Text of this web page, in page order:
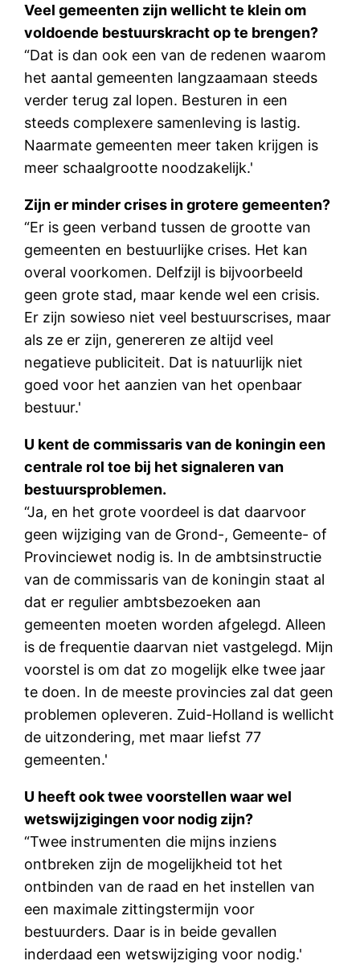
Veel gemeenten zijn wellicht te klein om
voldoende bestuurskracht op te brengen?
“Dat is dan ook een van de redenen waarom
het aantal gemeenten langzaamaan steeds
verder terug zal lopen. Besturen in een
steeds complexere samenleving is lastig.
Naarmate gemeenten meer taken krijgen is
meer schaalgrootte noodzakelijk.'
Zijn er minder crises in grotere gemeenten?
“Er is geen verband tussen de grootte van
gemeenten en bestuurlijke crises. Het kan
overal voorkomen. Delfzijl is bijvoorbeeld
geen grote stad, maar kende wel een crisis.
Er zijn sowieso niet veel bestuurscrises, maar
als ze er zijn, genereren ze altijd veel
negatieve publiciteit. Dat is natuurlijk niet
goed voor het aanzien van het openbaar
bestuur.'
U kent de commissaris van de koningin een
centrale rol toe bij het signaleren van
bestuursproblemen.
“Ja, en het grote voordeel is dat daarvoor
geen wijziging van de Grond-, Gemeente- of
Provinciewet nodig is. In de ambtsinstructie
van de commissaris van de koningin staat al
dat er regulier ambtsbezoeken aan
gemeenten moeten worden afgelegd. Alleen
is de frequentie daarvan niet vastgelegd. Mijn
voorstel is om dat zo mogelijk elke twee jaar
te doen. In de meeste provincies zal dat geen
problemen opleveren. Zuid-Holland is wellicht
de uitzondering, met maar liefst 77
gemeenten.'
U heeft ook twee voorstellen waar wel
wetswijzigingen voor nodig zijn?
“Twee instrumenten die mijns inziens
ontbreken zijn de mogelijkheid tot het
ontbinden van de raad en het instellen van
een maximale zittingstermijn voor
bestuurders. Daar is in beide gevallen
inderdaad een wetswijziging voor nodig.'